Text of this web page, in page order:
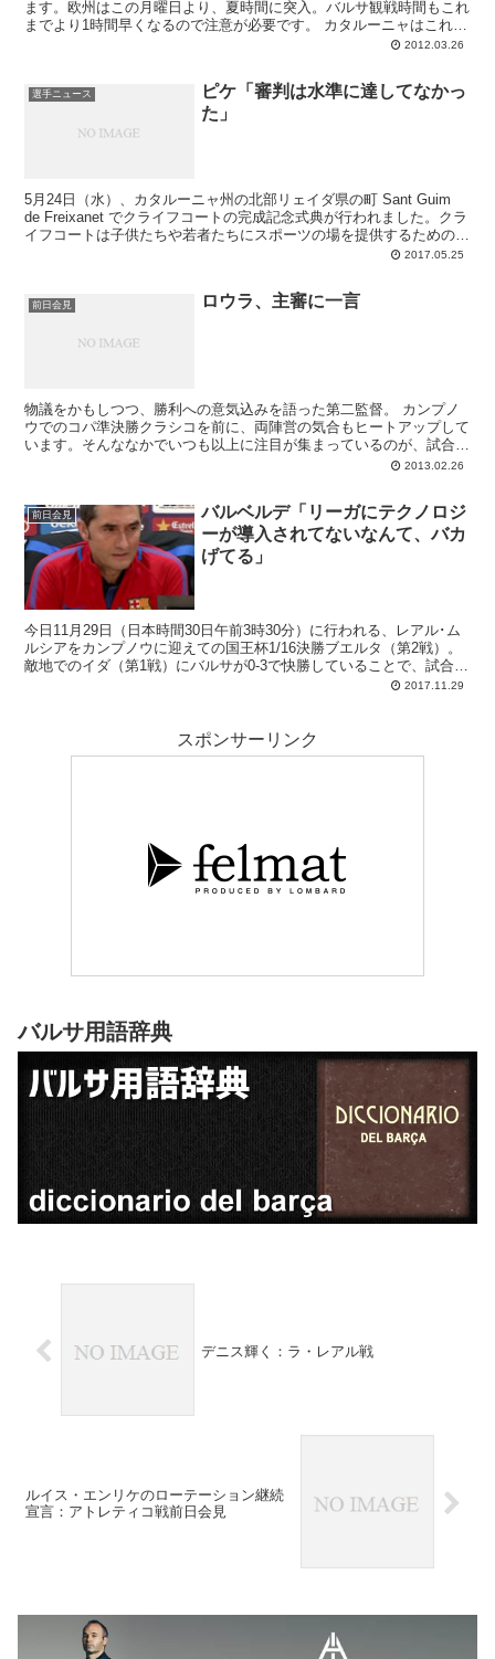
ます。欧州はこの月曜日より、夏時間に突入。バルサ観戦時間もこれ
までより1時間早くなるので注意が必要です。 カタルーニャはこれか
2012.03.26
選手ニュース
ピケ「審判は水準に達してなかっ
た」
5月24日（水）、カタルーニャ州の北部リェイダ県の町 Sant Guim
de Freixanet でクライフコートの完成記念式典が行われました。クラ
イフコートは子供たちや若者たちにスポーツの場を提供するための事
業で、クライフ財団、FCバルセロナ財団、ラ･カイシャ銀行財団が協
し、ジェラール･ピケが支援者となった今回が5つめとなります。ピ
ケはこの式典に家族やプジョルと共に参加。記者会見では審判問題や
と、いつものようにジェリ節で答えています。
2017.05.25
前日会見 ロウラ、主審に一言
物議をかもしつつ、勝利への意気込みを語った第二監督。 カンプノ
ウでのコパ準決勝クラシコを前に、両陣営の気合もヒートアップして
います。そんななかでいつも以上に注目が集まっているのが、試合を
2013.02.26
前日会見
バルベルデ「リーガにテクノロジ
ーが導入されてないなんて、バカ
げてる」
今日11月29日（日本時間30日午前3時30分）に行われる、レアル･ム
ルシアをカンプノウに迎えての国王杯1/16決勝ブエルタ（第2戦）。
敵地でのイダ（第1戦）にバルサが0-3で快勝していることで、試合に
関する興味は少なく、エルネスト･バルベルデの前日会見も一番の話
2017.11.29
スポンサーリンク
バルサ用語辞典
デニス輝く：ラ・レアル戦
ルイス・エンリケのローテーション継続
宣言：アトレティコ戦前日会見